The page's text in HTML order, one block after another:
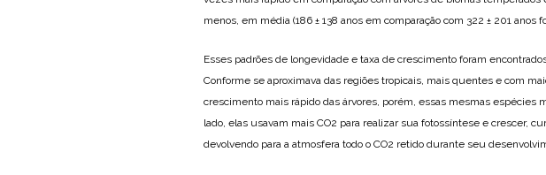
menos, em média (186 ± 138 anos em comparação com 322 ± 201 anos
Esses padrões de longevidade e taxa de crescimento foram
Conforme se aproximava das regiões tropicais, mais quentes e com
crescimento mais rápido das árvores, porém, essas mesmas espécies
lado, elas usavam mais CO2 para realizar sua fotossíntese e crescer,
devolvendo para a atmosfera todo o CO2 retido durante seu